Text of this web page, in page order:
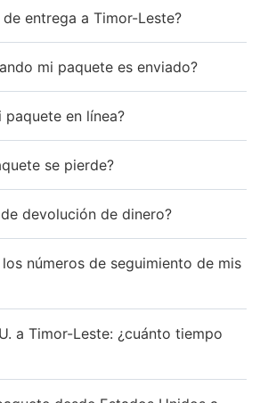
entrega a Timor-Leste?
mi paquete es enviado?
paquete en línea?
se pierde?
devolución de dinero?
números de seguimiento de mis
a Timor-Leste: ¿cuánto tiempo